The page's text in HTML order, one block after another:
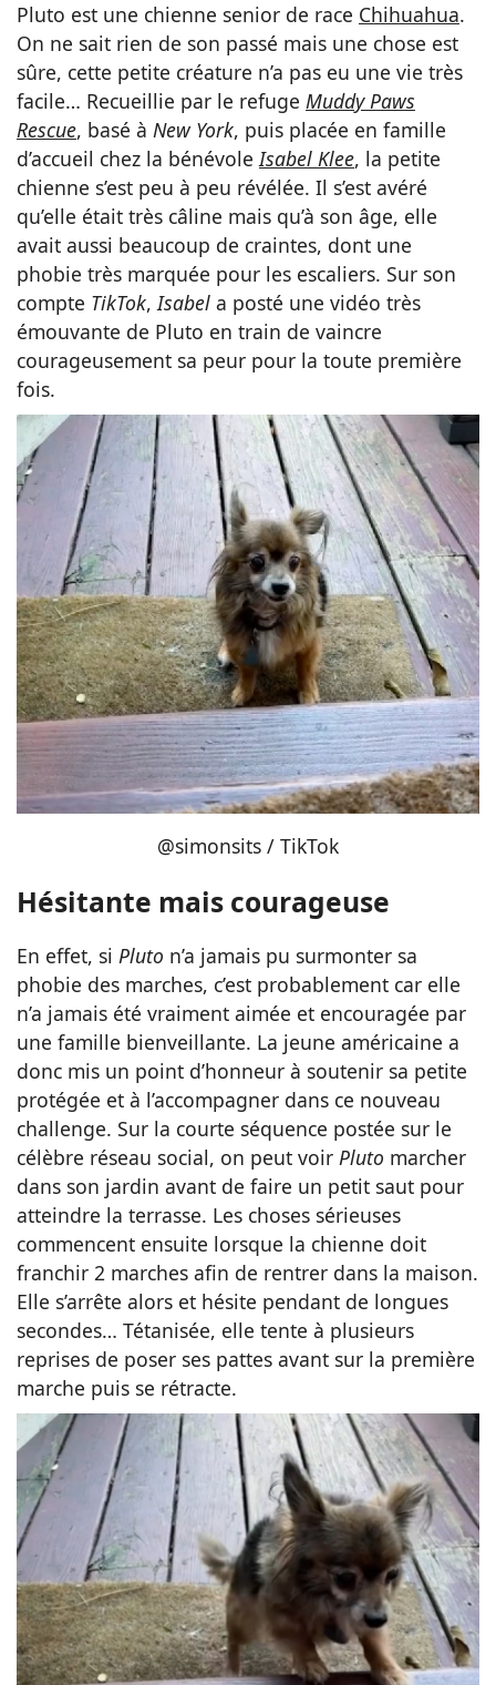
Pluto est une chienne senior de race Chihuahua.
On ne sait rien de son passé mais une chose est
sûre, cette petite créature n’a pas eu une vie très
facile… Recueillie par le refuge Muddy Paws
Rescue, basé à New York, puis placée en famille
d’accueil chez la bénévoleIsabel Klee, la petite
chienne s’est peu à peu révélée. Il s’est avéré
qu’elle était très câline mais qu’à son âge, elle
avait aussi beaucoup de craintes, dont une
phobie très marquée pour les escaliers. Sur son
compte TikTok,Isabel a posté une vidéo très
émouvante de Pluto en train de vaincre
courageusement sa peur pour la toute première
fois.
@simonsits / TikTok
Hésitante mais courageuse
En effet, si Pluto n’a jamais pu surmonter sa
phobie des marches, c’est probablement car elle
n’a jamais été vraiment aimée et encouragée par
une famille bienveillante. La jeune américaine a
donc mis un point d’honneur à soutenir sa petite
protégée et à l’accompagner dans ce nouveau
challenge. Sur la courte séquence postée sur le
célèbre réseau social, on peut voir Pluto marcher
dans son jardin avant de faire un petit saut pour
atteindre la terrasse. Les choses sérieuses
commencent ensuite lorsque la chienne doit
franchir 2 marches afin de rentrer dans la maison.
Elle s’arrête alors et hésite pendant de longues
secondes… Tétanisée, elle tente à plusieurs
reprises de poser ses pattes avant sur la première
marche puis se rétracte.